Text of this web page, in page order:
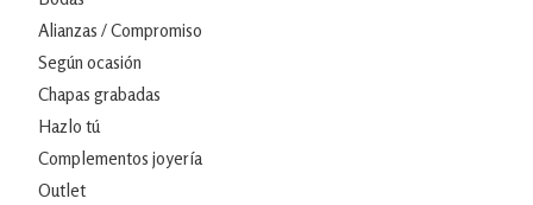
Alianzas / Compromiso
Según ocasión
Chapas grabadas
Hazlo tú
Complementos joyería
Outlet